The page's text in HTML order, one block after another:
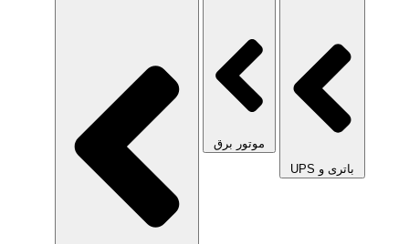
باتری و UPS
موتور برق